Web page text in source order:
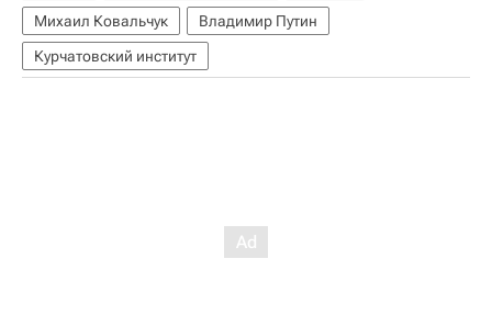
Михаил Ковальчук
Владимир Путин
Курчатовский институт